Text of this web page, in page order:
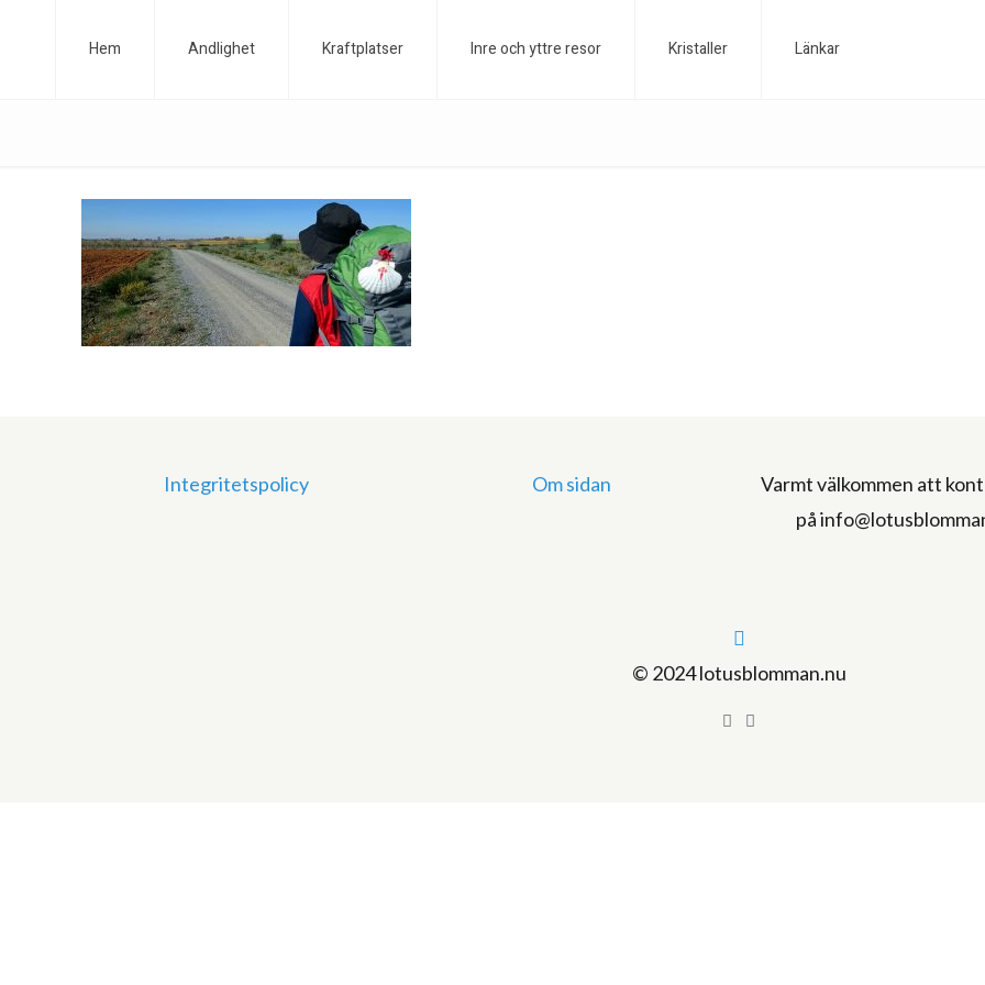
Hem Andlighet Kraftplatser Inre och yttre resor Kristaller Länkar
Integritetspolicy Om sidan
Varmt välkommen att
på
© 2024 lotusblomman.nu